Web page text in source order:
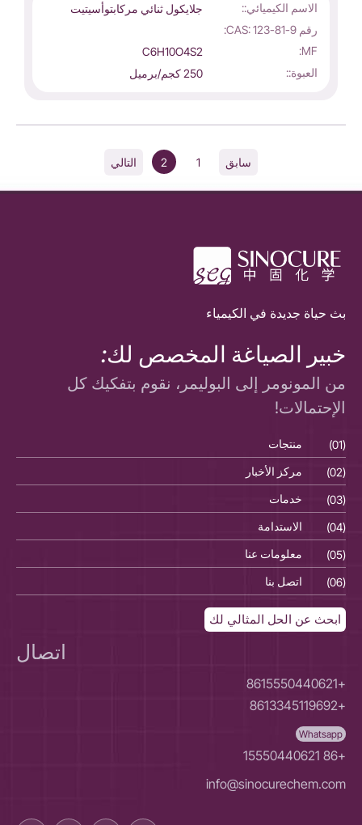
الاسم الكيميائي::
جلايكول ثنائي مركابتوأسيتيت
رقم CAS: 123-81-9:
MF:
C6H10O4S2
العبوة::
250 كجم/برميل
سابق 1
2 التالي
بث حياة جديدة في الكيمياء
خبير الصياغة المخصص لك:
من المونومر إلى البوليمر، نقوم بتفكيك كل
الإحتمالات!
(01) منتجات
(02)
مركز الأخبار
(03)
خدمات
(04)
الاستدامة
(05)
معلومات عنا
(06)
اتصل بنا
ابحث عن الحل المثالي لك
اتصال
+8615550440621
+8613345119692
Whatsapp
+86 15550440621
info@sinocurechem.com